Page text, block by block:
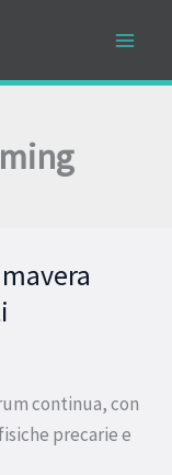
continua, con
precarie e